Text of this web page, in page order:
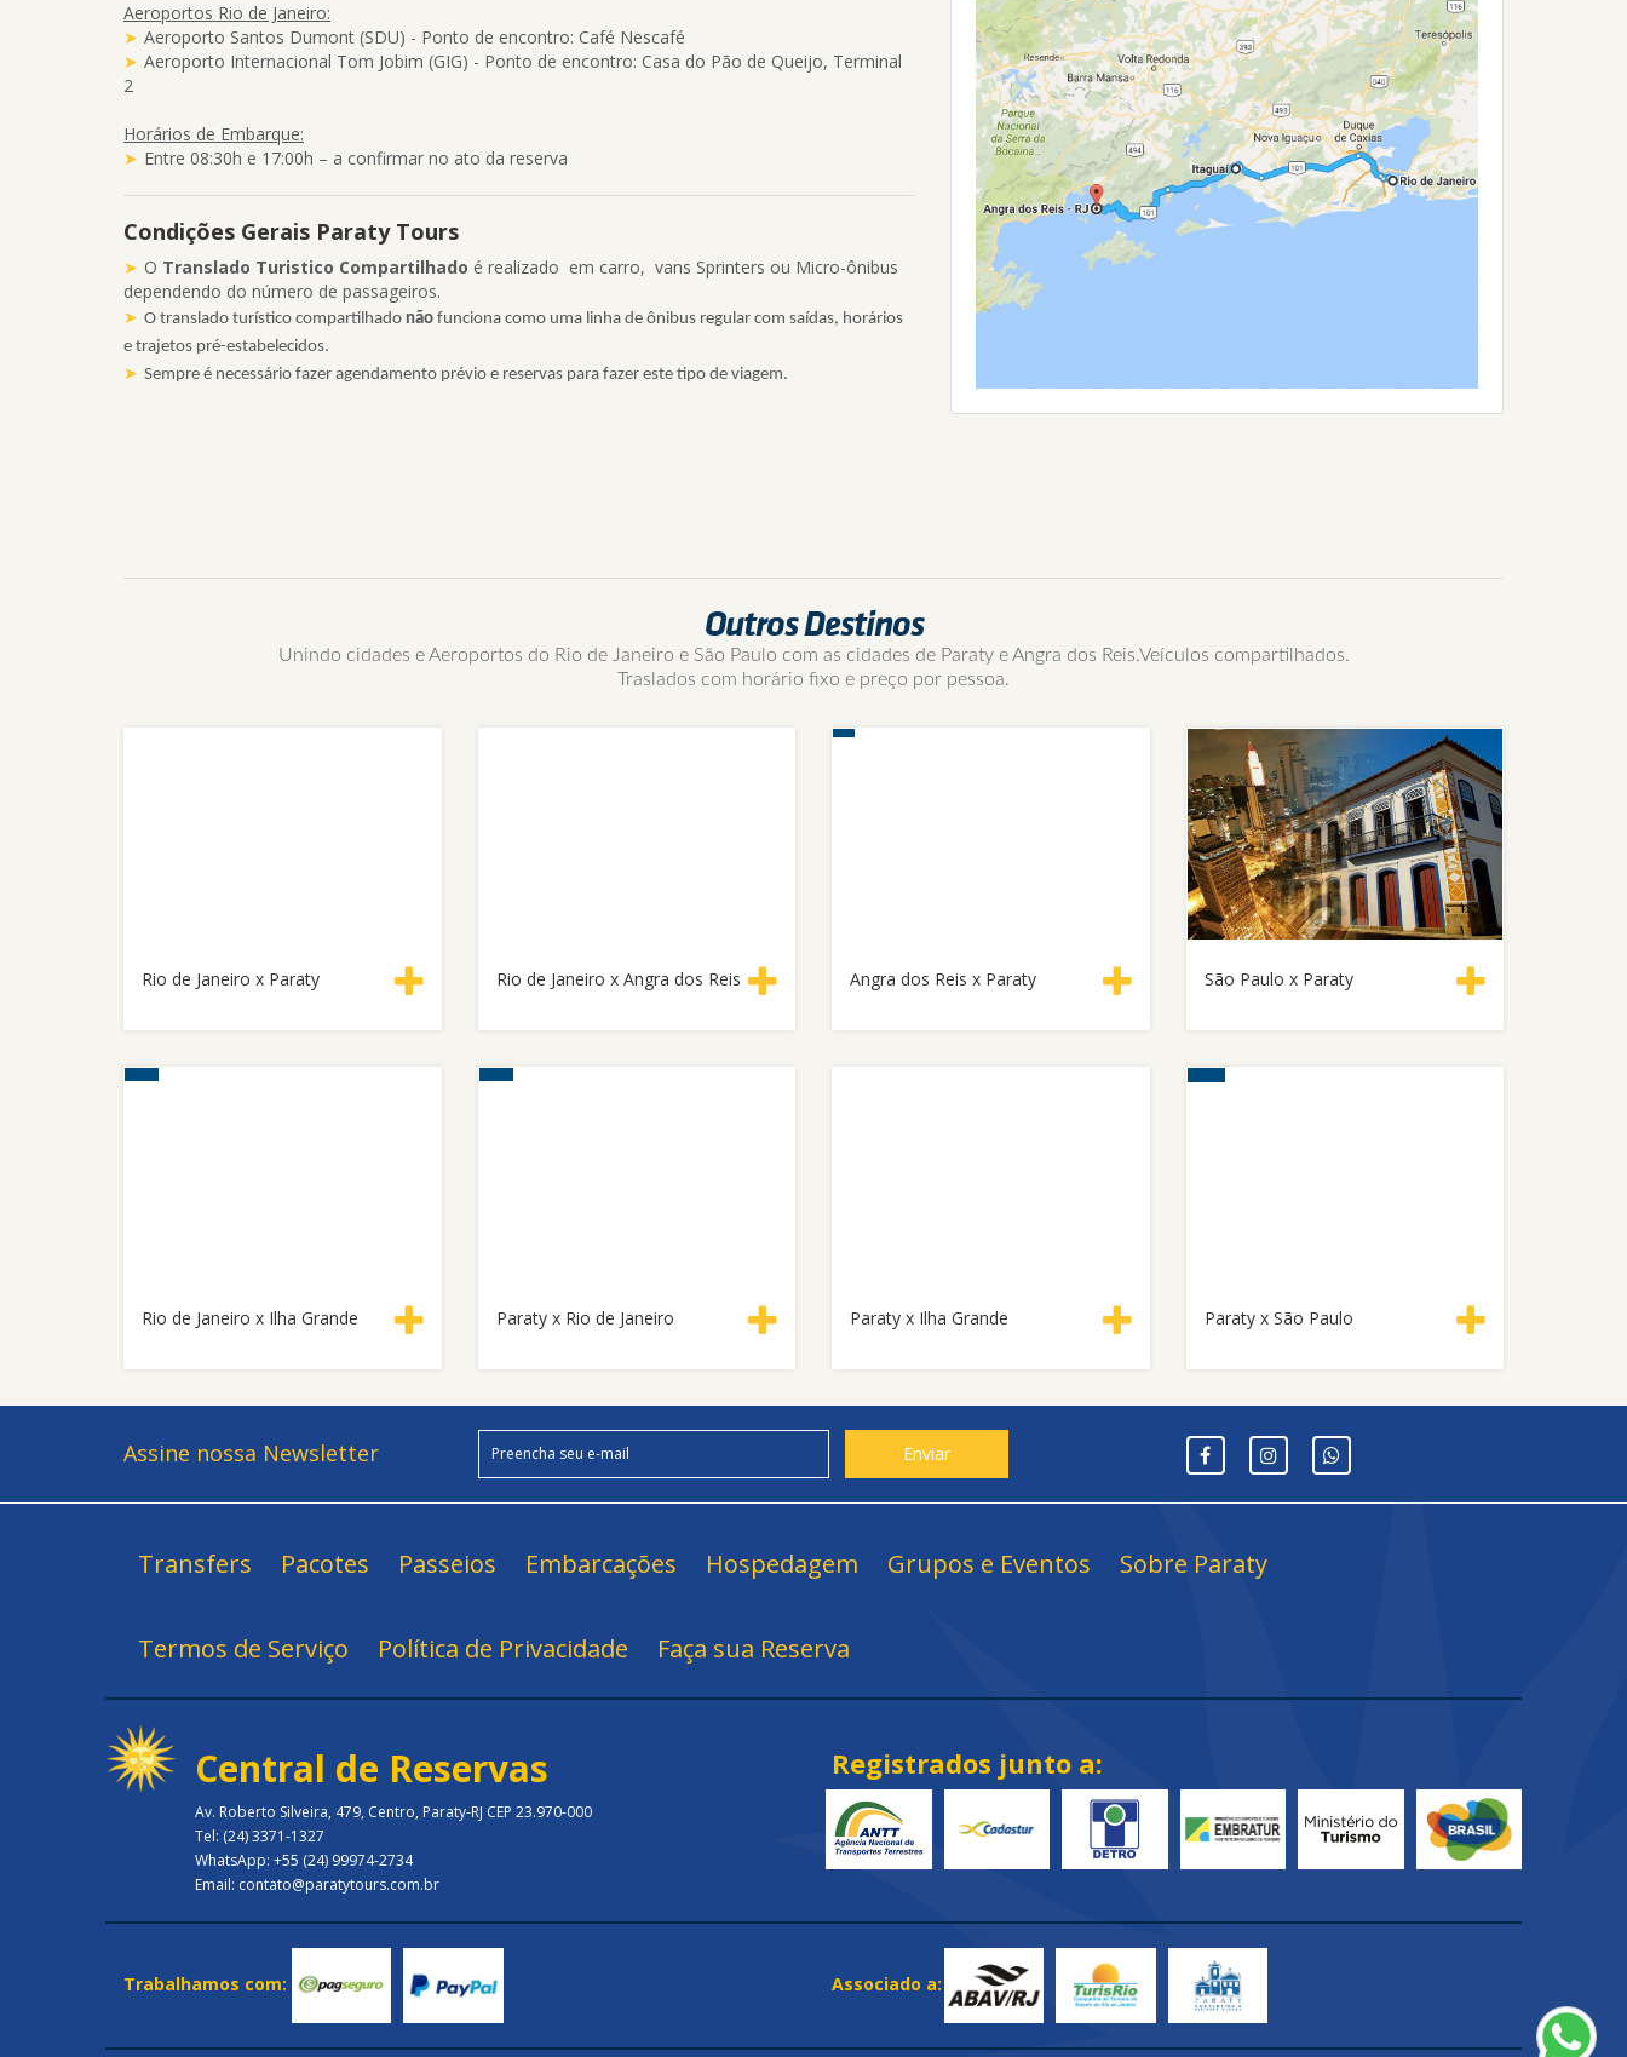
Aeroportos Rio de Janeiro:
Aeroporto Santos Dumont (SDU) - Ponto de encontro: Café Nescafé
Aeroporto Internacional Tom Jobim (GIG) - Ponto de encontro: Casa do Pão de Queijo, Terminal
2
Horários de Embarque:
Entre 08:30h e 17:00h – a confirmar no ato da reserva
Condições Gerais Paraty Tours
O Translado Turistico Compartilhado é realizado em carro, vans Sprinters ou Micro-ônibus
dependendo do número de passageiros.
O translado turístico compartilhado não funciona como uma linha de ônibus regular com saídas, horários
e trajetos pré-estabelecidos.
Sempre é necessário fazer agendamento prévio e reservas para fazer este tipo de viagem.
Outros Destinos
Unindo cidades e Aeroportos do Rio de Janeiro e São Paulo com as cidades de Paraty e Angra dos Reis.Veículos compartilhados.
Traslados com horário fixo e preço por pessoa.
Rio de Janeiro x Paraty Rio de Janeiro x Angra dos Reis Angra dos Reis x Paraty São Paulo x Paraty
Rio de Janeiro x Ilha Grande Paraty x Rio de Janeiro Paraty x Ilha Grande Paraty x São Paulo
Assine nossa Newsletter
Transfers Pacotes Passeios Embarcações Hospedagem Grupos e Eventos Sobre Paraty
Termos de Serviço Política de Privacidade Faça sua Reserva
Central de Reservas
Av. Roberto Silveira, 479, Centro, Paraty-RJ CEP 23.970-000
Tel: (24) 3371-1327
WhatsApp: +55 (24) 99974-2734
Email: contato@paratytours.com.br
Registrados junto a:
Trabalhamos com: Associado a: